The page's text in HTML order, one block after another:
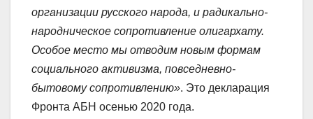
организации русского народа, и радикально-
народническое сопротивление олигархату.
Особое место мы отводим новым формам
социального активизма, повседневно-
бытовому сопротивлению». Это декларация
Фронта АБН осенью 2020 года.